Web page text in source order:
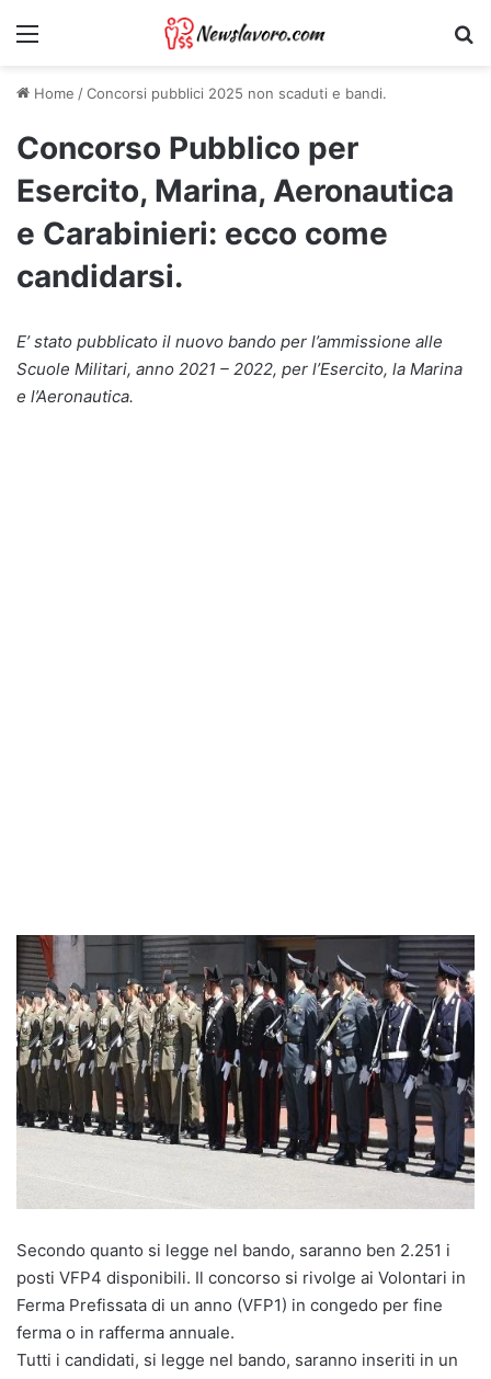
Menu
Home /Concorsi pubblici 2025 non scaduti e bandi.
Concorso Pubblico per
Esercito, Marina, Aeronautica
e Carabinieri: ecco come
candidarsi.
E’ stato pubblicato il nuovo bando per l’ammissione alle
Scuole Militari, anno 2021 – 2022, per l’Esercito, la Marina
e l’Aeronautica.
Secondo quanto si legge nel bando, saranno ben 2.251 i
posti VFP4 disponibili. Il concorso si rivolge ai Volontari in
Ferma Prefissata di un anno (VFP1) in congedo per fine
ferma o in rafferma annuale.
Tutti i candidati, si legge nel bando, saranno inseriti in un